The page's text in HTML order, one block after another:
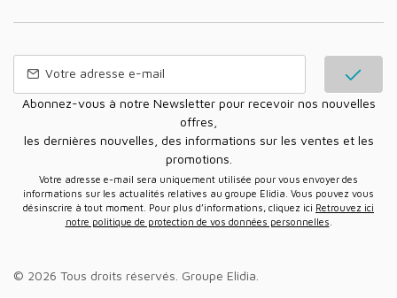
Abonnez-vous à notre Newsletter pour recevoir nos nouvelles
offres,
les dernières nouvelles, des informations sur les ventes et les
promotions.
Votre adresse e-mail sera uniquement utilisée pour vous envoyer des
informations sur les actualités relatives au groupe Elidia. Vous pouvez vous
désinscrire à tout moment. Pour plus d’informations, cliquez ici Retrouvez ici
notre politique de protection de vos données personnelles
© 2026 Tous droits réservés. Groupe Elidia